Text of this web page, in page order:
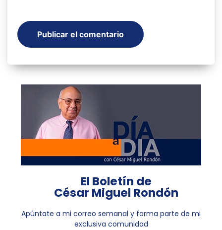
El Boletín de
César Miguel Rondón
Apúntate a mi correo semanal y forma parte de mi
exclusiva comunidad